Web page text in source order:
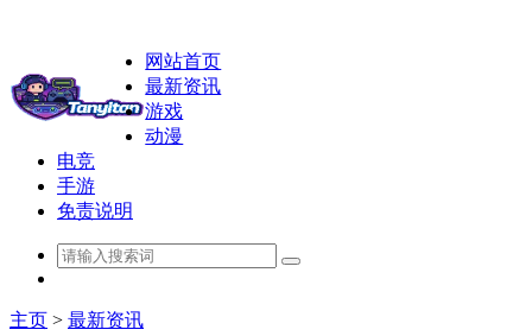
网站首页
最新资讯
游戏
动漫
电竞
手游
免责说明
主页 > 最新资讯